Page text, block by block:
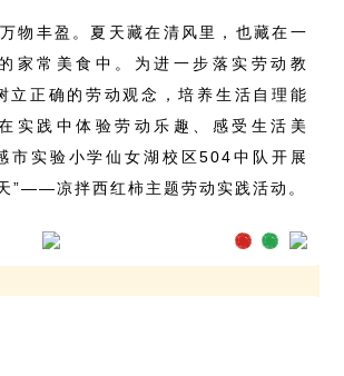
丰盈。夏天藏在清风里，也藏在一
家常美食中。为进一步落实劳动教
立正确的劳动观念，培养生活自理能
实践中体验劳动乐趣、感受生活美
市实验小学仙女湖校区504中队开展
”——凉拌西红柿主题劳动实践活动。